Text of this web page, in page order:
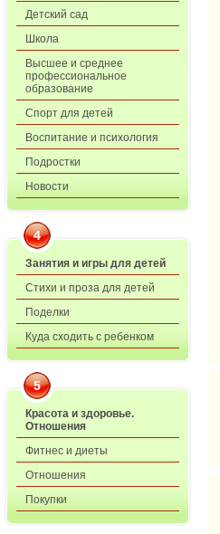
Детский сад
Школа
Высшее и среднее
профессиональное
образование
Спорт для детей
Воспитание и психология
Подростки
Новости
4
Занятия и игры для детей
Стихи и проза для детей
Поделки
Куда сходить с ребенком
5
Красота и здоровье.
Отношения
Фитнес и диеты
Отношения
Покупки